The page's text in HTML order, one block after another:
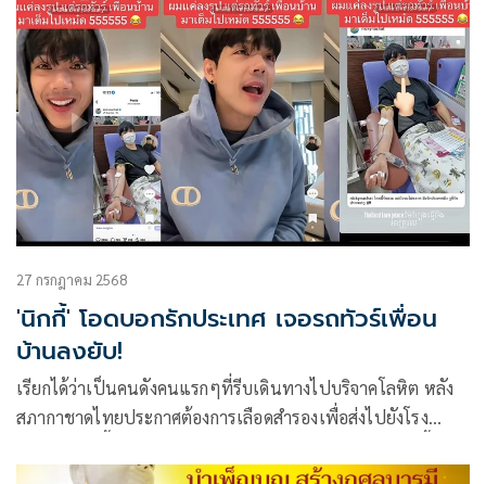
27 กรกฎาคม 2568
'นิกกี้' โอดบอกรักประเทศ เจอรถทัวร์เพื่อน
บ้านลงยับ!
เรียกได้ว่าเป็นคนดังคนแรกๆที่รีบเดินทางไปบริจาคโลหิต หลัง
สภากาชาดไทยประกาศต้องการเลือดสำรองเพื่อส่งไปยังโรง
สำหรับนักแสดงหนุ่มอารมณ์ดี